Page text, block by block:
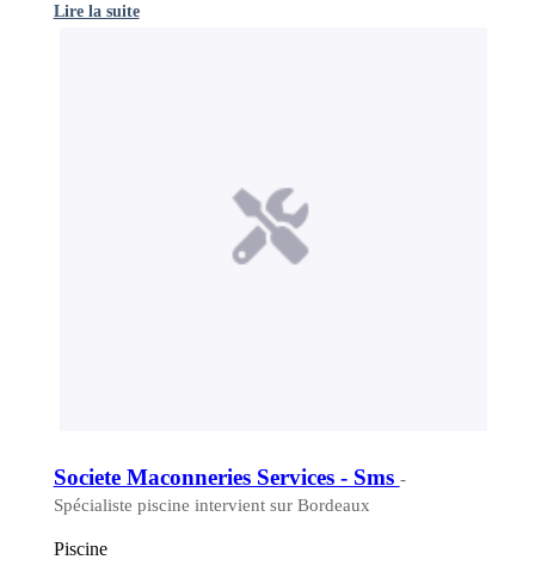
Lire la suite
Societe Maconneries Services - Sms -
Spécialiste piscine intervient sur Bordeaux
Piscine